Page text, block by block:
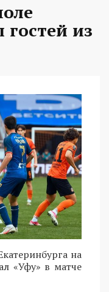
гостей из
на
«Уфу» в матче